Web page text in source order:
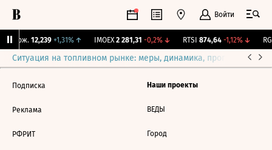
Войти
Бирж. 12,239 +1,31%↑ IMOEX 2 281,31 -0,2%↓ RTSI 874,64 -1,12%↓
Ситуация на топливном рынке: меры, динамика, прогнозы
Подписка
Реклама
РФРИТ
Наши проекты
ВЕДЫ
Город